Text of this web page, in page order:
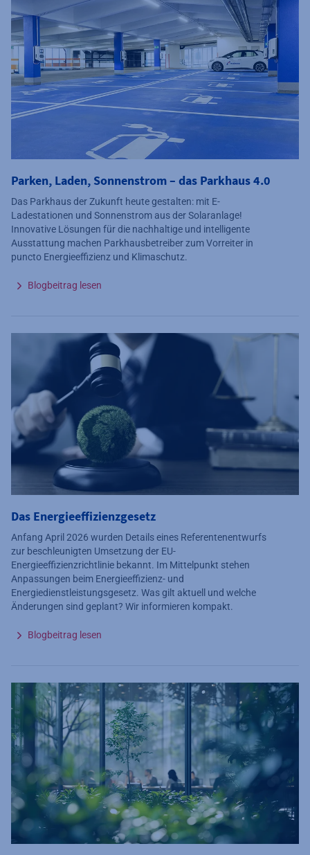
Parken, Laden, Sonnenstrom – das Parkhaus 4.0
Das Parkhaus der Zukunft heute gestalten: mit E-
Ladestationen und Sonnenstrom aus der Solaranlage!
Innovative Lösungen für die nachhaltige und intelligente
Ausstattung machen Parkhausbetreiber zum Vorreiter in
puncto Energieeffizienz und Klimaschutz.
Blogbeitrag lesen
Das Energieeffizienzgesetz
Anfang April 2026 wurden Details eines Referentenentwurfs
zur beschleunigten Umsetzung der EU-
Energieeffizienzrichtlinie bekannt. Im Mittelpunkt stehen
Anpassungen beim Energieeffizienz- und
Energiedienstleistungsgesetz. Was gilt aktuell und welche
Änderungen sind geplant? Wir informieren kompakt.
Blogbeitrag lesen